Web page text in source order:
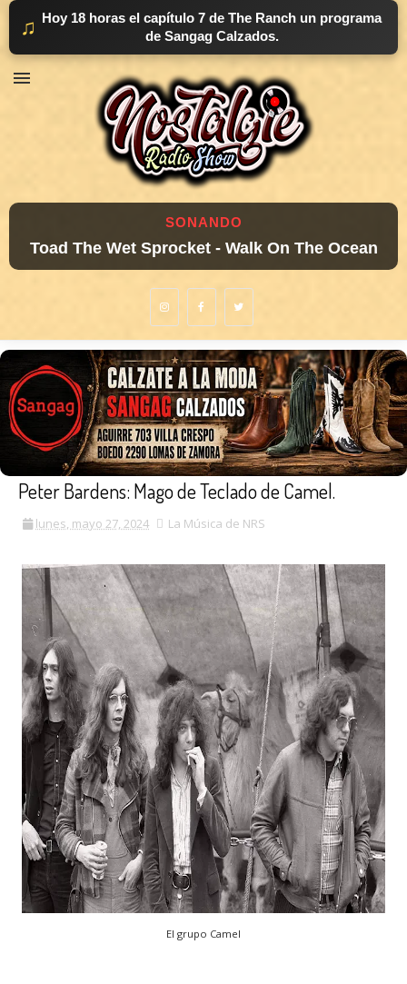
♫ Hoy 18 horas el capítulo 7 de The Ranch un programa
de Sangag Calzados.
SONANDO
Toad The Wet Sprocket - Walk On The Ocean
Peter Bardens: Mago de Teclado de Camel.
lunes, mayo 27, 2024 La Música de NRS
El grupo Camel